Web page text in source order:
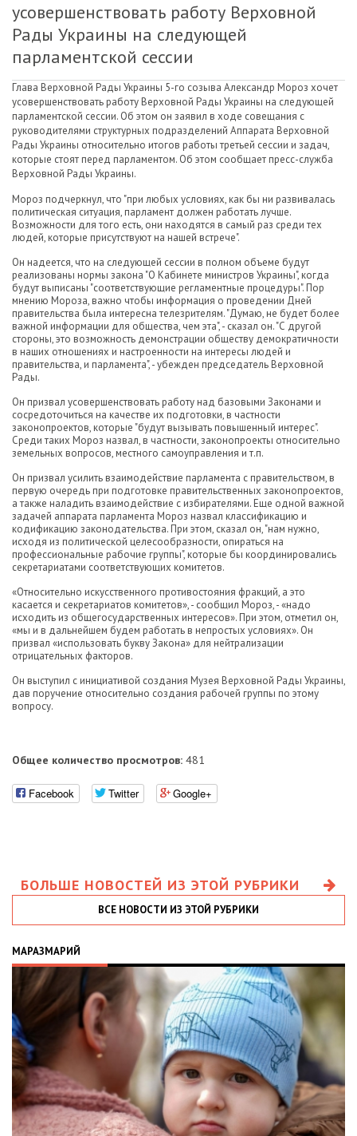
усовершенствовать работу Верховной
Рады Украины на следующей
парламентской сессии
Глава Верховной Рады Украины 5-го созыва Александр Мороз хочет
усовершенствовать работу Верховной Рады Украины на следующей
парламентской сессии. Об этом он заявил в ходе совещания с
руководителями структурных подразделений Аппарата Верховной
Рады Украины относительно итогов работы третьей сессии и задач,
которые стоят перед парламентом. Об этом сообщает пресс-служба
Верховной Рады Украины.
Мороз подчеркнул, что "при любых условиях, как бы ни развивалась
политическая ситуация, парламент должен работать лучше.
Возможности для того есть, они находятся в самый раз среди тех
людей, которые присутствуют на нашей встрече".
Он надеется, что на следующей сессии в полном объеме будут
реализованы нормы закона "О Кабинете министров Украины", когда
будут выписаны "соответствующие регламентные процедуры". Пор
мнению Мороза, важно чтобы информация о проведении Дней
правительства была интересна телезрителям. "Думаю, не будет более
важной информации для общества, чем эта", - сказал он. "С другой
стороны, это возможность демонстрации обществу демократичности
в наших отношениях и настроенности на интересы людей и
правительства, и парламента", - убежден председатель Верховной
Рады.
Он призвал усовершенствовать работу над базовыми Законами и
сосредоточиться на качестве их подготовки, в частности
законопроектов, которые "будут вызывать повышенный интерес".
Среди таких Мороз назвал, в частности, законопроекты относительно
земельных вопросов, местного самоуправления и т.п.
Он призвал усилить взаимодействие парламента с правительством, в
первую очередь при подготовке правительственных законопроектов,
а также наладить взаимодействие с избирателями. Еще одной важной
задачей аппарата парламента Мороз назвал классификацию и
кодификацию законодательства. При этом, сказал он, "нам нужно,
исходя из политической целесообразности, опираться на
профессиональные рабочие группы", которые бы координировались
секретариатами соответствующих комитетов.
«Относительно искусственного противостояния фракций, а это
касается и секретариатов комитетов», - сообщил Мороз, - «надо
исходить из общегосударственных интересов». При этом, отметил он,
«мы и в дальнейшем будем работать в непростых условиях». Он
призвал «использовать букву Закона» для нейтрализации
отрицательных факторов.
Он выступил с инициативой создания Музея Верховной Рады Украины,
дав поручение относительно создания рабочей группы по этому
вопросу.
Общее количество просмотров: 481
Facebook Twitter Google+
БОЛЬШЕ НОВОСТЕЙ ИЗ ЭТОЙ РУБРИКИ
ВСЕ НОВОСТИ ИЗ ЭТОЙ РУБРИКИ
МАРАЗМАРИЙ